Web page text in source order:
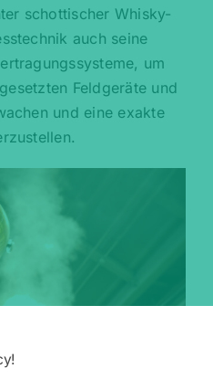
schottischer Whisky-
auch seine
um
Feldgeräte und
und eine exakte